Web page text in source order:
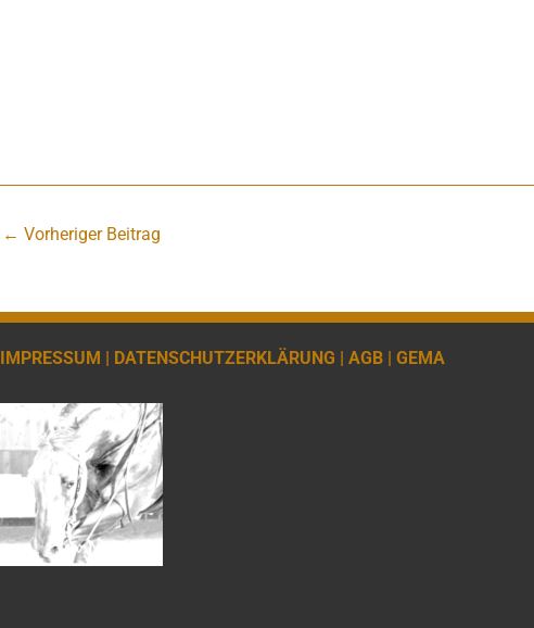
← Vorheriger Beitrag
IMPRESSUM | DATENSCHUTZERKLÄRUNG | AGB | GEMA